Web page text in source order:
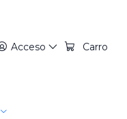
Acceso Carro